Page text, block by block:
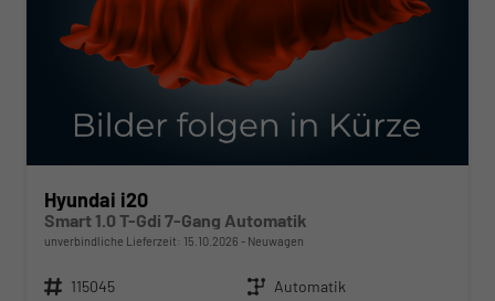
Hyundai i20
Smart 1.0 T-Gdi 7-Gang Automatik
unverbindliche Lieferzeit: 15.10.2026 Neuwagen
Fahrzeugnr. 115045 Getriebe Automatik